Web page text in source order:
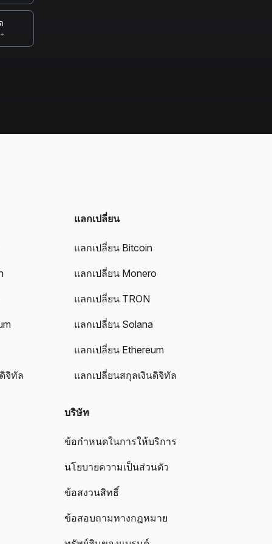
จิทัล
แลกเปลี่ยน
แลกเปลี่ยน Bitcoin
แลกเปลี่ยน Monero
แลกเปลี่ยน TRON
แลกเปลี่ยน Solana
แลกเปลี่ยน Ethereum
แลกเปลี่ยนสกุลเงินดิจิทัล
บริษัท
ข้อกำหนดในการให้บริการ
นโยบายความเป็นส่วนตัว
ข้อสงวนสิทธิ์
ข้อสอบถามทางกฎหมาย